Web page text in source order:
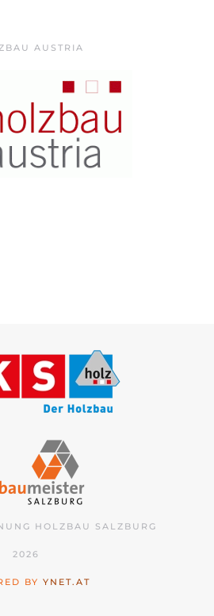
AUSTRIA
HOLZBAU SALZBURG
2026
BY YNET.AT